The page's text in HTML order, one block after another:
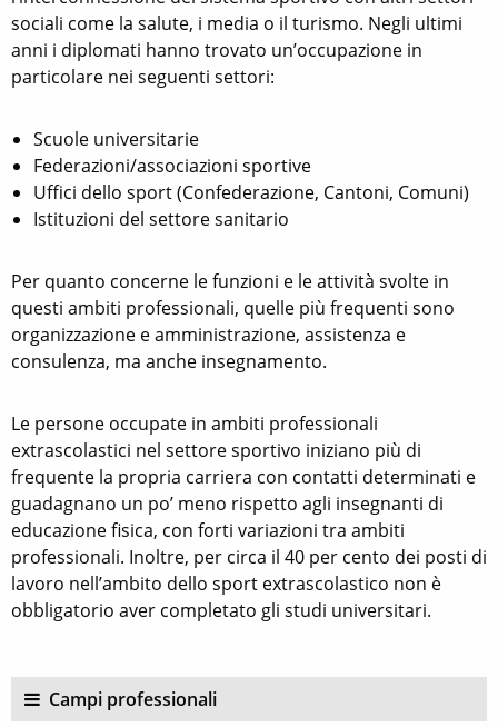
Campi professionali
sociali come la salute, i media o il turismo. Negli ultimi
anni i diplomati hanno trovato un’occupazione in
particolare nei seguenti settori:
Scuole universitarie
Federazioni/associazioni sportive
Uffici dello sport (Confederazione, Cantoni, Comuni)
Istituzioni del settore sanitario
Per quanto concerne le funzioni e le attività svolte in
questi ambiti professionali, quelle più frequenti sono
organizzazione e amministrazione, assistenza e
consulenza, ma anche insegnamento.
Le persone occupate in ambiti professionali
extrascolastici nel settore sportivo iniziano più di
frequente la propria carriera con contatti determinati e
guadagnano un po’ meno rispetto agli insegnanti di
educazione fisica, con forti variazioni tra ambiti
professionali. Inoltre, per circa il 40 per cento dei posti di
lavoro nell’ambito dello sport extrascolastico non è
obbligatorio aver completato gli studi universitari.